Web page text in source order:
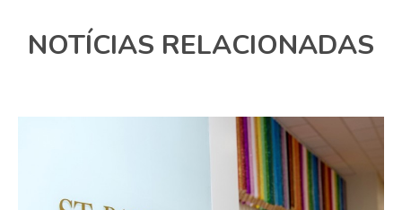
NOTÍCIAS RELACIONADAS